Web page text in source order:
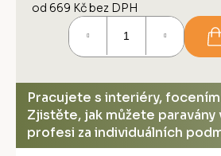
od 669 Kčbez DPH
Pracujete s interiéry,
Zjistěte, jak můžete paravány
profesi za individuálních